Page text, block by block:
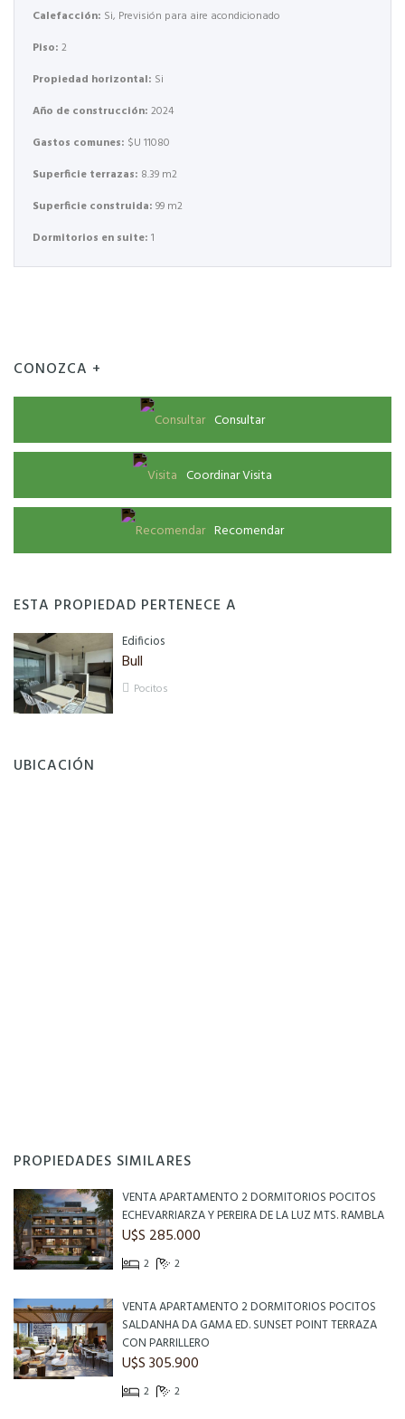
Calefacción: Si, Previsión para aire acondicionado
Piso: 2
Propiedad horizontal: Si
Año de construcción: 2024
Gastos comunes: $U 11080
Superficie terrazas: 8.39 m2
Superficie construida: 99 m2
Dormitorios en suite: 1
CONOZCA +
Consultar
Coordinar Visita
Recomendar
ESTA PROPIEDAD PERTENECE A
Edificios
Bull
Pocitos
UBICACIÓN
PROPIEDADES SIMILARES
VENTA APARTAMENTO 2 DORMITORIOS POCITOS
ECHEVARRIARZA Y PEREIRA DE LA LUZ MTS. RAMBLA
U$S 285.000
2 2
VENTA APARTAMENTO 2 DORMITORIOS POCITOS
SALDANHA DA GAMA ED. SUNSET POINT TERRAZA
CON PARRILLERO
U$S 305.900
2 2